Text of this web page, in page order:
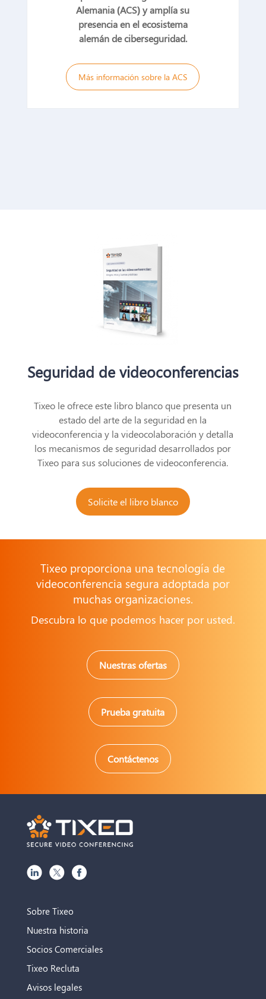
Alemania (ACS) y amplía su
presencia en el ecosistema
alemán de ciberseguridad.
Más información sobre la ACS
Seguridad de videoconferencias
Tixeo le ofrece este libro blanco que presenta un
estado del arte de la seguridad en la
videoconferencia y la videocolaboración y detalla
los mecanismos de seguridad desarrollados por
Tixeo para sus soluciones de videoconferencia.
Solicite el libro blanco
Tixeo proporciona una tecnología de
videoconferencia segura adoptada por
muchas organizaciones.
Descubra lo que podemos hacer por usted.
Nuestras ofertas
Prueba gratuita
Contáctenos
Sobre Tixeo
Nuestra historia
Socios Comerciales
Tixeo Recluta
Avisos legales